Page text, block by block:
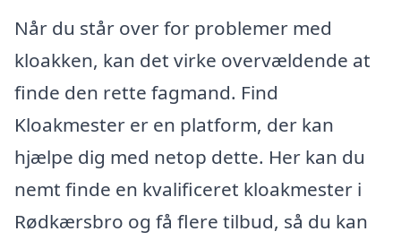
Når du står over for problemer med
kloakken, kan det virke overvældende at
finde den rette fagmand. Find
Kloakmester er en platform, der kan
hjælpe dig med netop dette. Her kan du
nemt finde en kvalificeret kloakmester i
Rødkærsbro og få flere tilbud, så du kan